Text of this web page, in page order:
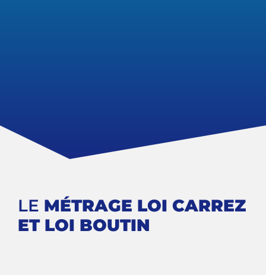
LE MÉTRAGE LOI CARREZ
ET LOI BOUTIN